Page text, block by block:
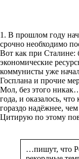
1. В прошлом году
срочно необходимо
Вот как при Сталине:
экономические
коммунисты уже
Госплана и прочие
Мол, без этого
года, и оказалось,
гораздо надёжнее,
Цитирую по этому
…пишут, что